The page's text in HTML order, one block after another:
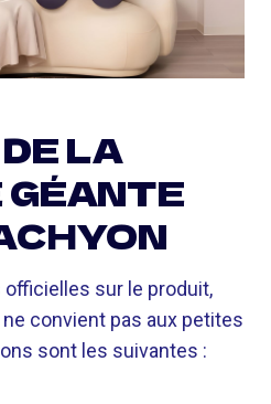
LA
GÉANTE
sur le produit,
convient pas aux petites
sont les suivantes :